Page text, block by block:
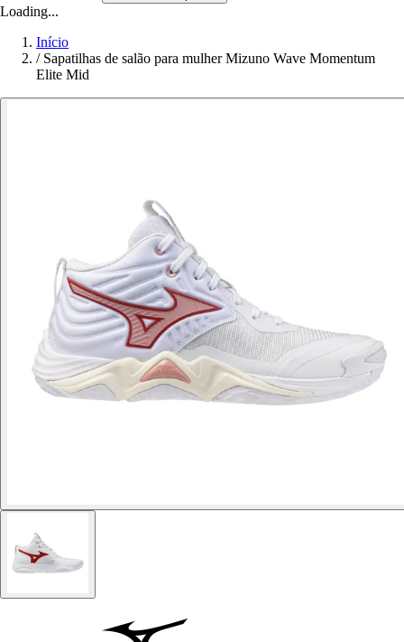
Loading...
Início
/ Sapatilhas de salão para mulher Mizuno Wave Momentum
Elite Mid